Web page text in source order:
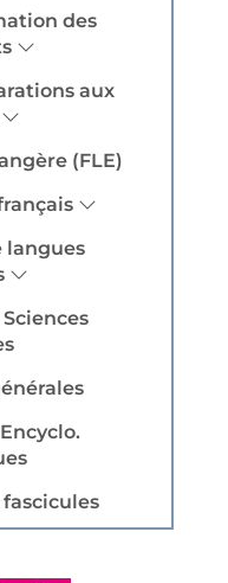
des
aux
(FLE)
langues